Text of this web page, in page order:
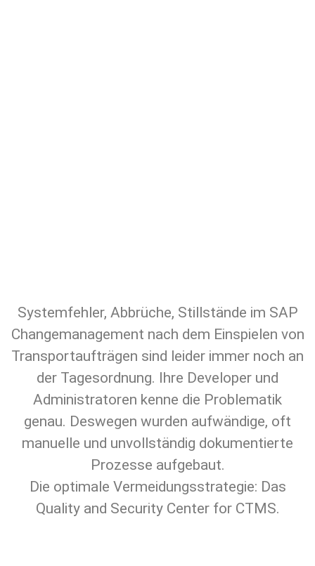
Systemfehler, Abbrüche, Stillstände im SAP
Changemanagement nach dem Einspielen von
Transportaufträgen sind leider immer noch an
der Tagesordnung. Ihre Developer und
Administratoren kenne die Problematik
genau. Deswegen wurden aufwändige, oft
manuelle und unvollständig dokumentierte
Prozesse aufgebaut.
Die optimale Vermeidungsstrategie: Das
Quality and Security Center for CTMS.